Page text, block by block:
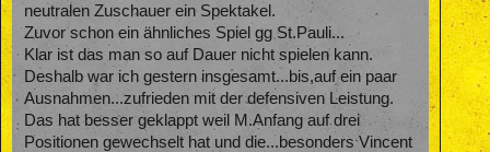
neutralen Zuschauer ein Spektakel.
Zuvor schon ein ähnliches Spiel gg St.Pauli...
Klar ist das man so auf Dauer nicht spielen kann.
Deshalb war ich gestern insgesamt...bis,auf ein paar
Ausnahmen...zufrieden mit der defensiven Leistung.
Das hat besser geklappt weil M.Anfang auf drei
Positionen gewechselt hat und die...besonders Vincent